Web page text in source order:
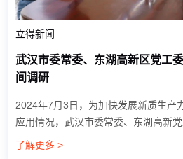
立得新闻
武汉市委常委、东湖高新区党工
间调研
2024年7月3日，为加快发展新质生产
应用情况，武汉市委常委、东湖高新
得空间开展调研工作。立得空间董事
了解更多 >